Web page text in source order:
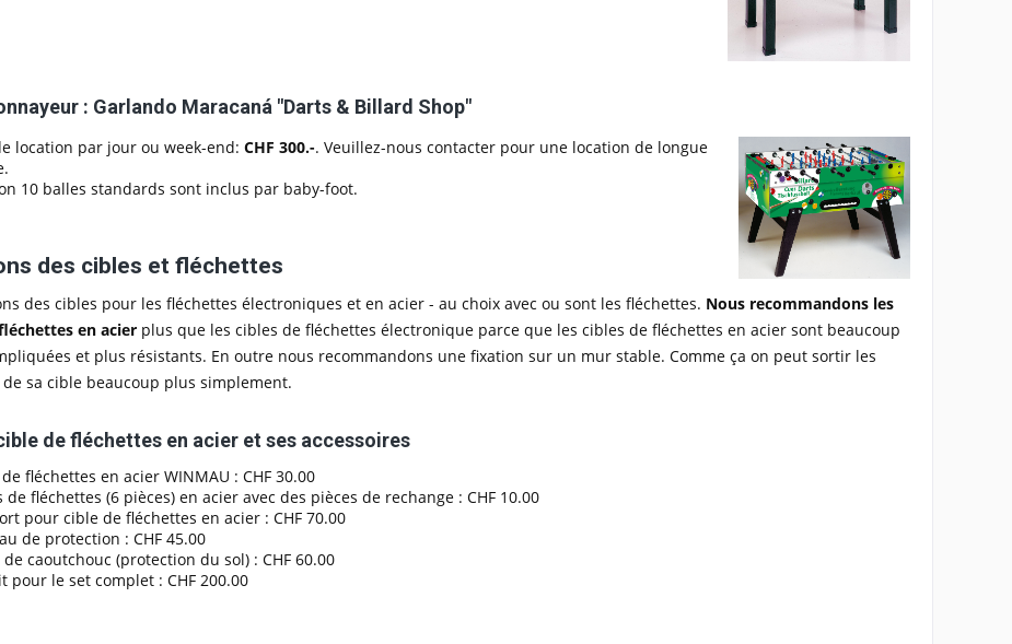
: Garlando Maracaná "Darts & Billard Shop"
location par jour ou week-end: CHF 300.-. Veuillez-nous contacter pour une location de longue
10 balles standards sont inclus par baby-foot.
des cibles et fléchettes
des cibles pour les fléchettes électroniques et en acier - au choix avec ou sont les fléchettes. Nous recommandons les
en acier plus que les cibles de fléchettes électronique parce que les cibles de fléchettes en acier sont beaucoup
et plus résistants. En outre nous recommandons une fixation sur un mur stable. Comme ça on peut sortir les
sa cible beaucoup plus simplement.
de fléchettes en acier et ses accessoires
fléchettes en acier WINMAU : CHF 30.00
de fléchettes (6 pièces) en acier avec des pièces de rechange : CHF 10.00
pour cible de fléchettes en acier : CHF 70.00
de protection : CHF 45.00
de caoutchouc (protection du sol) : CHF 60.00
pour le set complet : CHF 200.00